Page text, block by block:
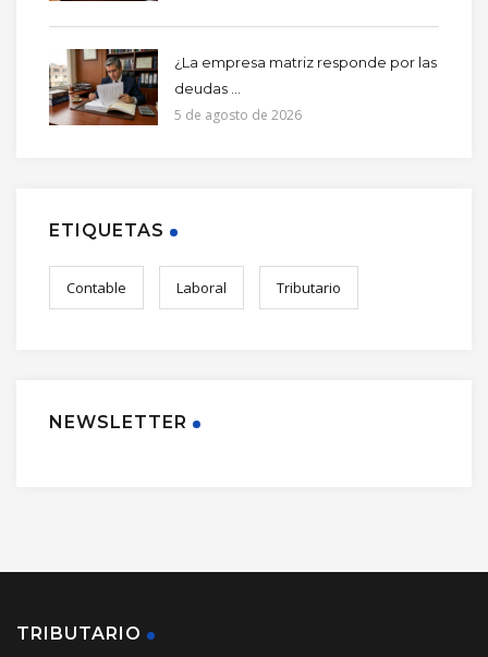
¿La empresa matriz responde por las
deudas ...
5 de agosto de 2026
ETIQUETAS
Contable Laboral Tributario
NEWSLETTER
TRIBUTARIO